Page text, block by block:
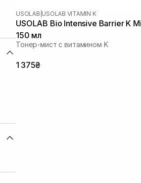
USOLAB USOLAB VITAMIN K
USOLAB Bio Intensive Barrier K
150 мл
Тонер-мист с витамином K
1 375₴